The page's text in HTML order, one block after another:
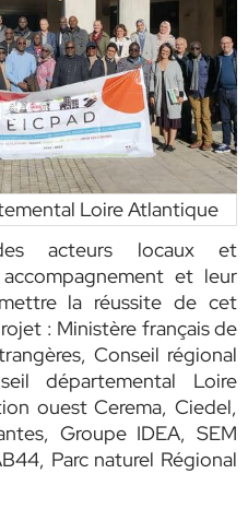
Loire Atlantique
acteurs locaux et
et leur
la réussite de cet
: Ministère français de
Conseil régional
départemental Loire
ouest Cerema, Ciedel,
Groupe IDEA, SEM
Parc naturel Régional